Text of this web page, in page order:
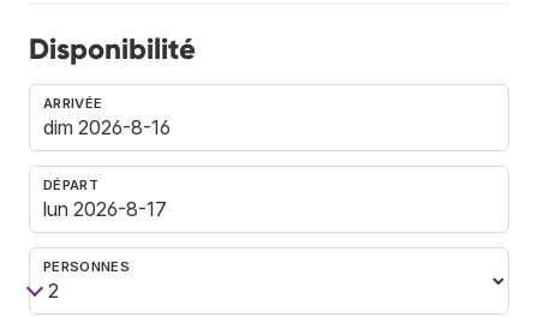
Disponibilité
ARRIVÉE
DÉPART
PERSONNES